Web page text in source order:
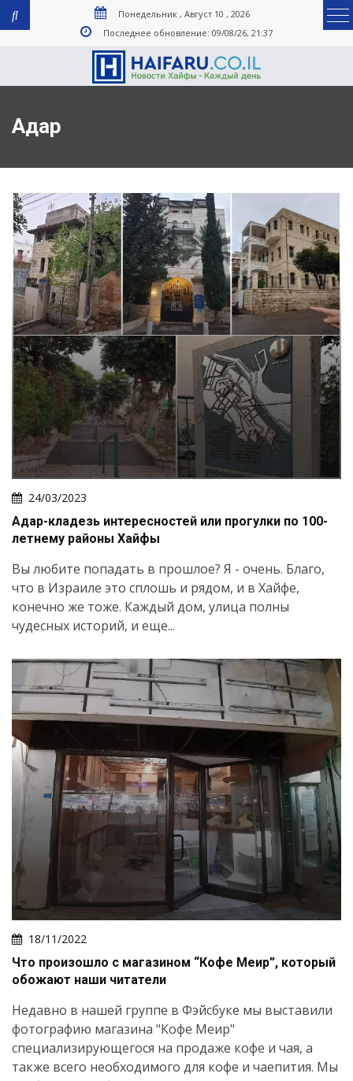
Понедельник , Август 10 , 2026
Последнее обновление: 09/08/26, 21:37
Адар
24/03/2023
Адар-кладезь интересностей или прогулки по 100-
летнему районы Хайфы
Вы любите попадать в прошлое? Я - очень. Благо,
что в Израиле это сплошь и рядом, и в Хайфе,
конечно же тоже. Каждый дом, улица полны
чудесных историй, и еще...
18/11/2022
Что произошло с магазином “Кофе Меир”, который
обожают наши читатели
Недавно в нашей группе в Фэйсбуке мы выставили
фотографию магазина "Кофе Меир"
специализирующегося на продаже кофе и чая, а
также всего необходимого для кофе и чаепития. Мы